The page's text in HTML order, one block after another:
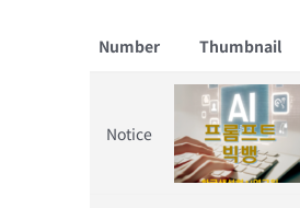
Number Thumbnail
Notice